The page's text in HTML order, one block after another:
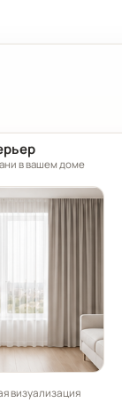
в вашем доме
визуализация